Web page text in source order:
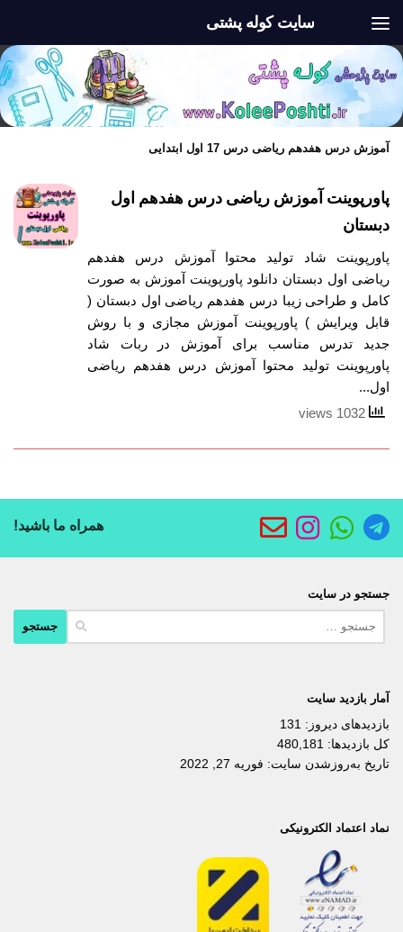
سایت کوله پشتی
آموزش درس هفدهم ریاضی درس 17 اول ابتدایی
پاورپوینت آموزش ریاضی درس هفدهم اول
دبستان
پاورپوینت شاد تولید محتوا آموزش درس هفدهم
ریاضی اول دبستان دانلود پاورپوینت آموزش به صورت
کامل و طراحی زیبا درس هفدهم ریاضی اول دبستان (
قابل ویرایش ) پاورپوینت آموزش مجازی و با روش
جدید تدرس مناسب برای آموزش در ربات شاد
پاورپوینت تولید محتوا آموزش درس هفدهم ریاضی
اول...
همراه ما باشید!
جستجو در سایت
آمار بازدید سایت
بازدیدهای دیروز: 131
کل بازدیدها: 480,181
تاریخ به‌روزشدن سایت: فوریه 27, 2022
نماد اعتماد الکترونیکی